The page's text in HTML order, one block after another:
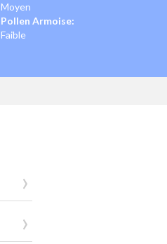
Moyen
Pollen Armoise:
Faible